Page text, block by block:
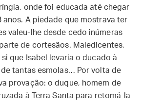
onde foi educada até chegar
anos. A piedade que mostrava ter
valeu-lhe desde cedo inúmeras
de cortesãos. Maledicentes,
que Isabel levaria o ducado à
tantas esmolas… Por volta de
provação: o duque, homem de
à Terra Santa para retomá-la